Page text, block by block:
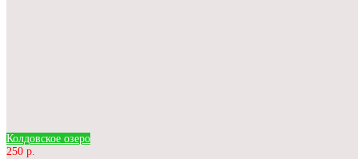
Колдовское озеро
250 р.